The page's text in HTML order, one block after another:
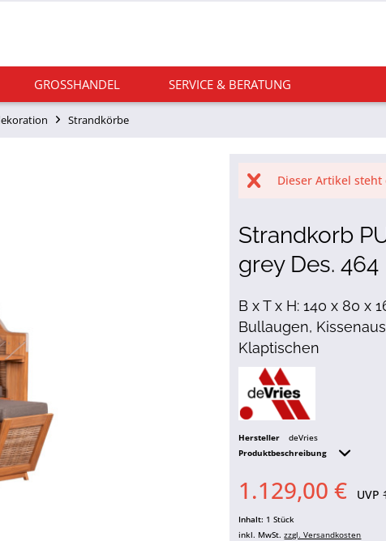
GROSSHANDEL SERVICE & BERATUNG
Strandkörbe
Dieser Artikel
Strandkorb
grey Des. 464
B x T x H: 140 x 80 x
Bullaugen,
Klaptischen
Hersteller
deVries
Produktbeschreibung
1.129,00 € UVP
Inhalt: 1 Stück
inkl. MwSt.zzgl. Versandkosten